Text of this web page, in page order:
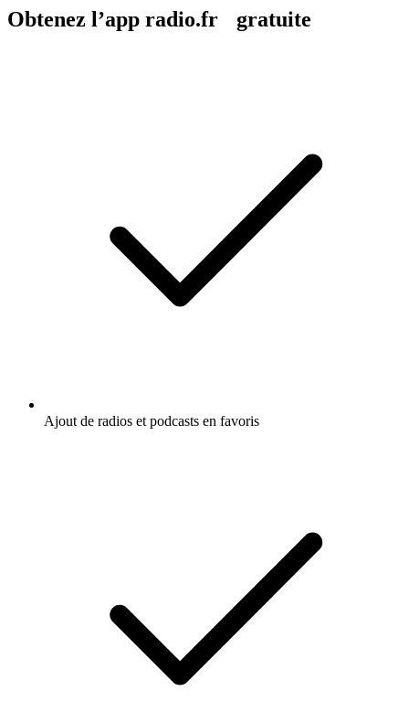
Obtenez l’app radio.fr gratuite
Ajout de radios et podcasts en favoris